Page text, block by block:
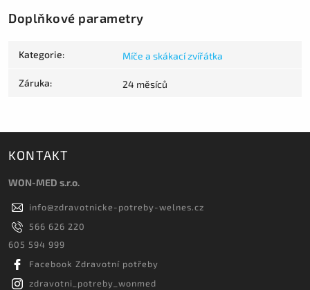
Doplňkové parametry
Kategorie: Míče a skákací zvířátka
Záruka: 24 měsíců
KONTAKT
WON-MED s.r.o.
info@zdravotnicke-potreby-welnes.cz
566 626 220
605 594 999
Facebook Zdravotní potřeby
zdravotni_potreby_wonmed